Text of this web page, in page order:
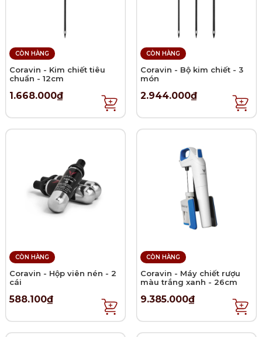
CÒN HÀNG
Coravin - Kim chiết tiêu
chuẩn - 12cm
1.668.000₫
CÒN HÀNG
Coravin - Bộ kim chiết - 3
món
2.944.000₫
CÒN HÀNG
Coravin - Hộp viên nén - 2
cái
588.100₫
CÒN HÀNG
Coravin - Máy chiết rượu
màu trắng xanh - 26cm
9.385.000₫